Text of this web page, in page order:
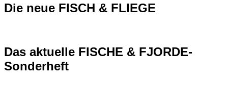
Die neue FISCH & FLIEGE
Das aktuelle FISCHE & FJORDE-
Sonderheft